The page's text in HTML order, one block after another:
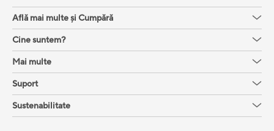
Află mai multe și Cumpără
Cine suntem?
Mai multe
Suport
Sustenabilitate